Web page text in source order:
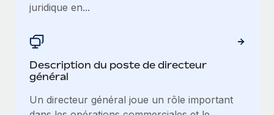
juridique en...
Description du poste de directeur
général
Un directeur général joue un rôle important